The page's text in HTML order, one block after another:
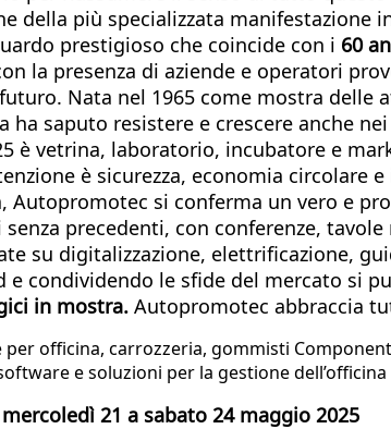
della più specializzata manifestazione
prestigioso che coincide con i 60
la presenza di aziende e operatori
Nata nel 1965 come mostra delle
ha saputo resistere e crescere anche
è vetrina, laboratorio, incubatore e
è sicurezza, economia
Autopromotec si conferma un vero e
precedenti, con conferenze,
su digitalizzazione, elettrificazione,
condividendo le sfide del mercato si
in mostra. Autopromotec abbraccia
officina, carrozzeria, gommisti
e soluzioni per la gestione
mercoledì 21 a sabato 24 maggio 2025